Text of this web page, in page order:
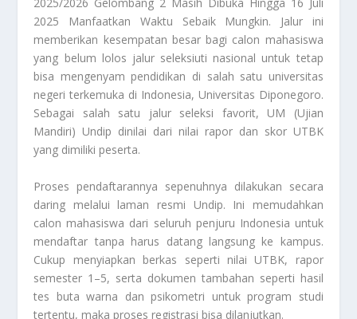
2025 Manfaatkan Waktu Sebaik Mungkin. Jalur ini
memberikan kesempatan besar bagi calon mahasiswa
yang belum lolos jalur seleksiuti nasional untuk tetap
bisa mengenyam pendidikan di salah satu universitas
negeri terkemuka di Indonesia, Universitas Diponegoro.
Sebagai salah satu jalur seleksi favorit, UM (Ujian
Mandiri) Undip dinilai dari nilai rapor dan skor UTBK
yang dimiliki peserta.
Proses pendaftarannya sepenuhnya dilakukan secara
daring melalui laman resmi Undip. Ini memudahkan
calon mahasiswa dari seluruh penjuru Indonesia untuk
mendaftar tanpa harus datang langsung ke kampus.
Cukup menyiapkan berkas seperti nilai UTBK, rapor
semester 1–5, serta dokumen tambahan seperti hasil
tes buta warna dan psikometri untuk program studi
tertentu, maka proses registrasi bisa dilanjutkan.